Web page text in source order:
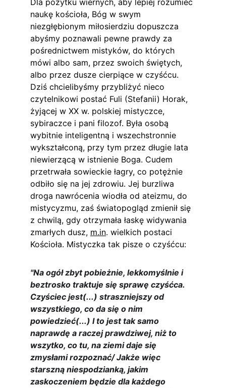
Dla pożytku wiernych, aby lepiej rozumieć
naukę kościoła, Bóg w swym
niezgłębionym miłosierdziu dopuszcza
abyśmy poznawali pewne prawdy za
pośrednictwem mistyków, do których
mówi albo sam, przez swoich świętych,
albo przez dusze cierpiące w czyśćcu.
Dziś chcielibyśmy przybliżyć nieco
czytelnikowi postać Fuli (Stefanii) Horak,
żyjącej w XX w. polskiej mistyczce,
sybiraczce i pani filozof. Była osobą
wybitnie inteligentną i wszechstronnie
wykształconą, przy tym przez długie lata
niewierzącą w istnienie Boga. Cudem
przetrwała sowieckie łagry, co potężnie
odbiło się na jej zdrowiu. Jej burzliwa
droga nawrócenia wiodła od ateizmu, do
mistycyzmu, zaś światopogląd zmienił się
z chwilą, gdy otrzymała łaskę widywania
zmarłych dusz, m.in. wielkich postaci
Kościoła. Mistyczka tak pisze o czyśćcu:
"Na ogół zbyt pobieżnie, lekkomyślnie i
beztrosko traktuje się sprawę czyśćca.
Czyściec jest(...) straszniejszy od
wszystkiego, co da się o nim
powiedzieć(...) I to jest tak samo
naprawdę a raczej prawdziwej, niż to
wszytko, co tu, na ziemi daje się
zmysłami rozpoznać/ Jakże więc
starszną niespodzianką, jakim
zaskoczeniem będzie dla każdego